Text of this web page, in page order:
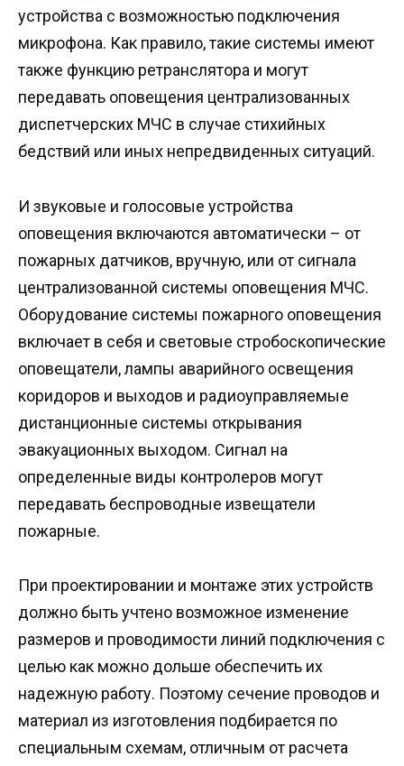
устройства с возможностью подключения
микрофона. Как правило, такие системы имеют
также функцию ретранслятора и могут
передавать оповещения централизованных
диспетчерских МЧС в случае стихийных
бедствий или иных непредвиденных ситуаций.
И звуковые и голосовые устройства
оповещения включаются автоматически – от
пожарных датчиков, вручную, или от сигнала
централизованной системы оповещения МЧС.
Оборудование системы пожарного оповещения
включает в себя и световые стробоскопические
оповещатели, лампы аварийного освещения
коридоров и выходов и радиоуправляемые
дистанционные системы открывания
эвакуационных выходом. Сигнал на
определенные виды контролеров могут
передавать беспроводные извещатели
пожарные.
При проектировании и монтаже этих устройств
должно быть учтено возможное изменение
размеров и проводимости линий подключения с
целью как можно дольше обеспечить их
надежную работу. Поэтому сечение проводов и
материал из изготовления подбирается по
специальным схемам, отличным от расчета